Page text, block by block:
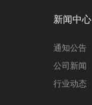
新闻中心
通知公告
公司新闻
行业动态